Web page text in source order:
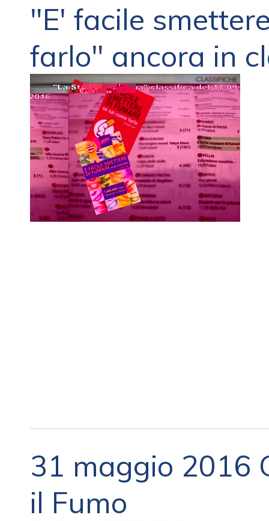
"E' facile
farlo" ancora in
31 maggio 2016
il Fumo